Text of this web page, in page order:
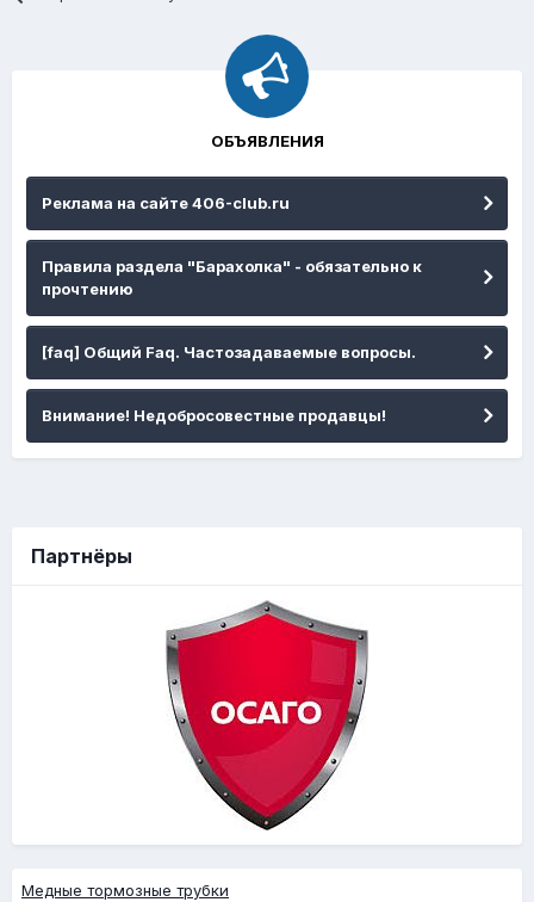
ОБЪЯВЛЕНИЯ
Реклама на сайте 406-club.ru
Правила раздела "Барахолка" - обязательно к
прочтению
[faq] Общий Faq. Частозадаваемые вопросы.
Внимание! Недобросовестные продавцы!
Партнёры
Медные тормозные трубки